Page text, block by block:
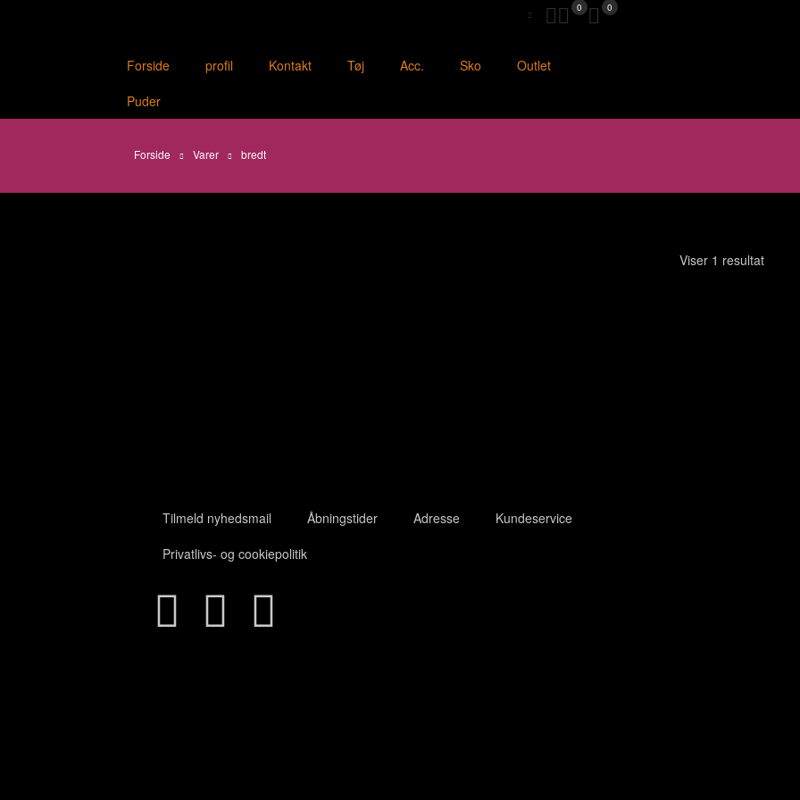
0 0
Forside profil Kontakt Tøj Acc. Sko
Outlet
Puder
Forside Varer bredt
Viser 1 resultat
Tilmeld nyhedsmail Åbningstider Adresse
Kundeservice
Privatlivs- og cookiepolitik